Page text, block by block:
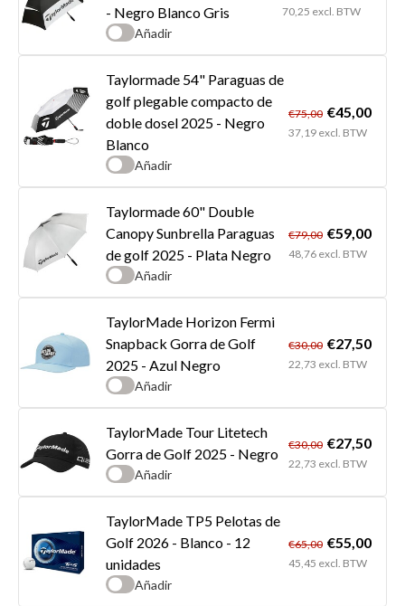
- Negro Blanco Gris
Añadir
70,25 excl. BTW
Taylormade 54" Paraguas de
golf plegable compacto de
doble dosel 2025 - Negro
Blanco
Añadir
€75,00 €45,00
37,19 excl. BTW
Taylormade 60" Double
Canopy Sunbrella Paraguas
de golf 2025 - Plata Negro
Añadir
€79,00 €59,00
48,76 excl. BTW
TaylorMade Horizon Fermi
Snapback Gorra de Golf
2025 - Azul Negro
Añadir
€30,00 €27,50
22,73 excl. BTW
TaylorMade Tour Litetech
Gorra de Golf 2025 - Negro
Añadir
€30,00 €27,50
22,73 excl. BTW
TaylorMade TP5 Pelotas de
Golf 2026 - Blanco - 12
unidades
Añadir
€65,00 €55,00
45,45 excl. BTW